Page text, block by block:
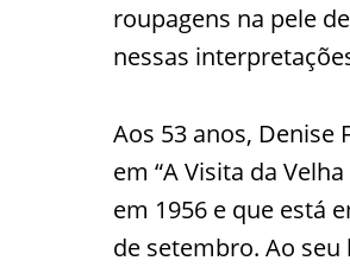
roupagens na pele
nessas
Aos 53 anos, Denise
em “A Visita da
em 1956 e que está
de setembro. Ao